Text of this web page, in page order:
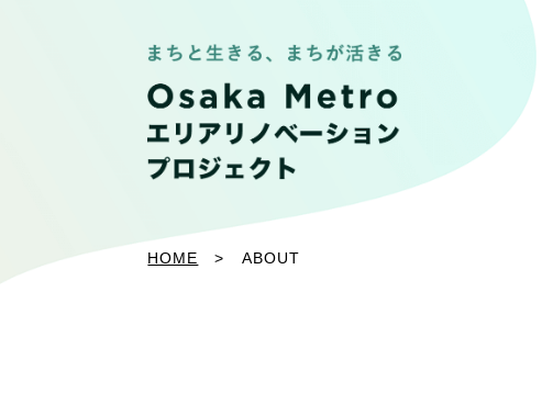
HOME ABOUT